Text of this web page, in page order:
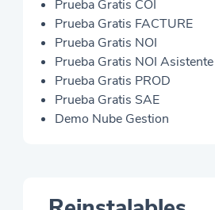
Prueba Gratis COI
Prueba Gratis FACTURE
Prueba Gratis NOI
Prueba Gratis NOI Asistente
Prueba Gratis PROD
Prueba Gratis SAE
Demo Nube Gestion